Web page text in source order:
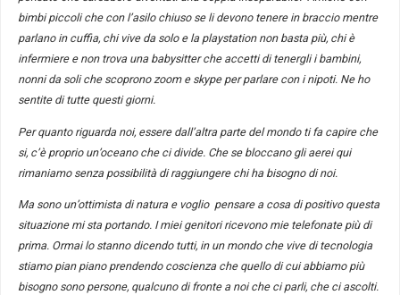
bimbi piccoli che con l’asilo chiuso se li devono tenere in braccio mentre
parlano in cuffia, chi vive da solo e la playstation non basta più, chi è
infermiere e non trova una babysitter che accetti di tenergli i bambini,
nonni da soli che scoprono zoom e skype per parlare con i nipoti. Ne ho
sentite di tutte questi giorni.
Per quanto riguarda noi, essere dall’altra parte del mondo ti fa capire che
si, c’è proprio un’oceano che ci divide. Che se bloccano gli aerei qui
rimaniamo senza possibilità di raggiungere chi ha bisogno di noi.
Ma sono un’ottimista di natura e voglio pensare a cosa di positivo questa
situazione mi sta portando. I miei genitori ricevono mie telefonate più di
prima. Ormai lo stanno dicendo tutti, in un mondo che vive di tecnologia
stiamo pian piano prendendo coscienza che quello di cui abbiamo più
bisogno sono persone, qualcuno di fronte a noi che ci parli, che ci ascolti.